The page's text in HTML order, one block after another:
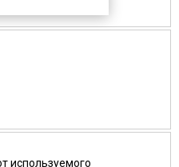
используемого